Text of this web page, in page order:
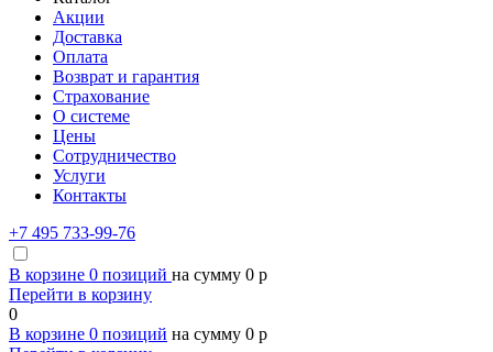
Акции
Доставка
Оплата
Возврат и гарантия
Страхование
О системе
Цены
Сотрудничество
Услуги
Контакты
+7 495 733-99-76
В корзине 0 позиций на сумму 0 p
Перейти в корзину
0
В корзине 0 позиций на сумму 0 p